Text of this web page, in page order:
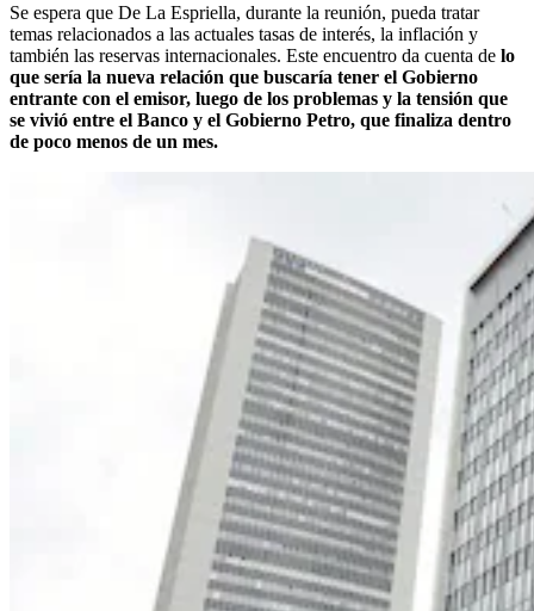
Se espera que De La Espriella, durante la reunión, pueda tratar
temas relacionados a las actuales tasas de interés, la inflación y
también las reservas internacionales. Este encuentro da cuenta de lo
que sería la nueva relación que buscaría tener el Gobierno
entrante con el emisor, luego de los problemas y la tensión que
se vivió entre el Banco y el Gobierno Petro, que finaliza dentro
de poco menos de un mes.